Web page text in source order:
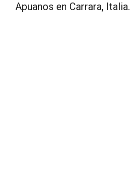
Apuanos en Carrara, Italia.